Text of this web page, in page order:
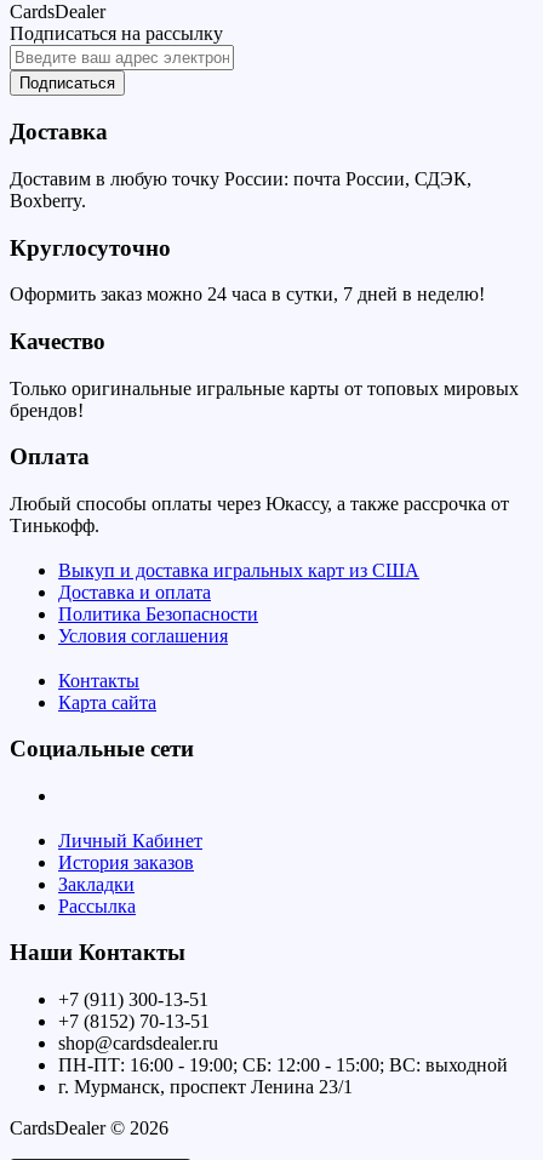
CardsDealer
Подписаться на рассылку
Подписаться
Доставка
Доставим в любую точку России: почта России, СДЭК,
Boxberry.
Круглосуточно
Оформить заказ можно 24 часа в сутки, 7 дней в неделю!
Качество
Только оригинальные игральные карты от топовых мировых
брендов!
Оплата
Любый способы оплаты через Юкассу, а также рассрочка от
Тинькофф.
Выкуп и доставка игральных карт из США
Доставка и оплата
Политика Безопасности
Условия соглашения
Контакты
Карта сайта
Социальные сети
Личный Кабинет
История заказов
Закладки
Рассылка
Наши Контакты
+7 (911) 300-13-51
+7 (8152) 70-13-51
shop@cardsdealer.ru
ПН-ПТ: 16:00 - 19:00; СБ: 12:00 - 15:00; ВС: выходной
г. Мурманск, проспект Ленина 23/1
CardsDealer © 2026